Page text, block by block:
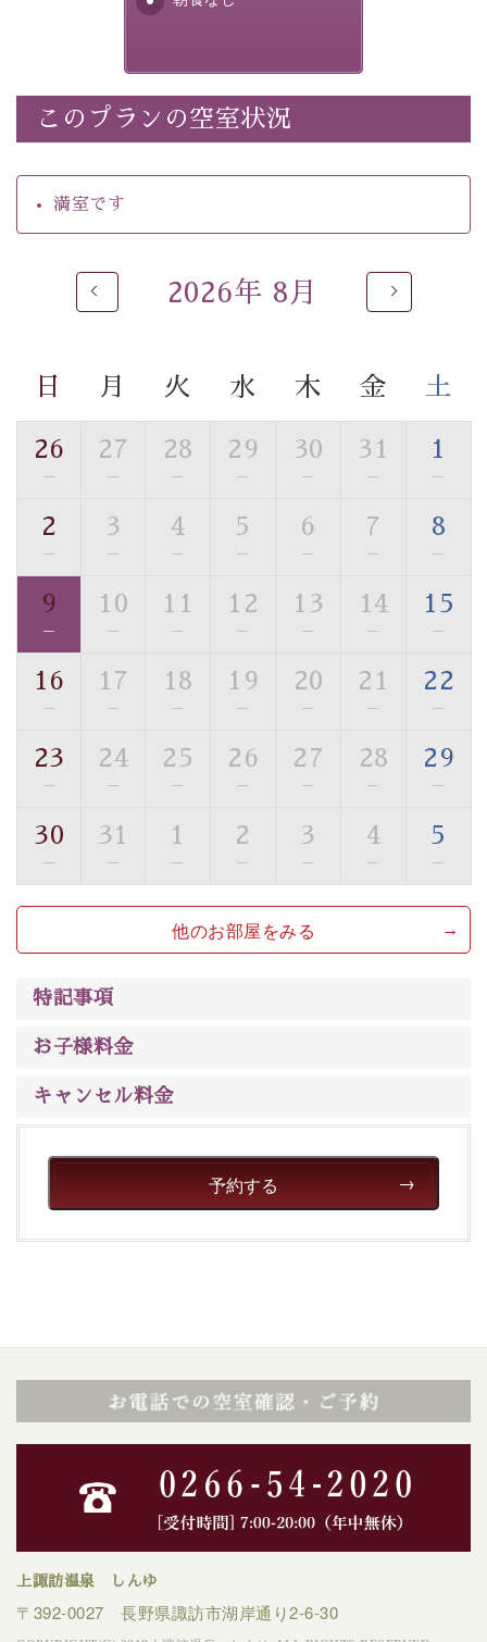
・環境に配慮したアメニティをご用意
・館内フリーWi-Fi
・駐車場完備
・チェックイン15時、チェックアウト10時
自家源泉「美翠源泉」は酸化の進みが遅く新鮮で若返り
の効果が高い、極めて希有な源泉です。身も心も癒され
温泉の成分に合わせ、防菌防カビの特殊素材の畳を使
用。 足元が柔らかく、そして滑りにくい畳のお風呂で
す。
※男性大浴場までのご移動には階段がございます。 予め
■貸切温泉風呂 （40分2000円）
む貸切温泉風呂です。ゆったりといやされるプライベー
【旅】
豊富な知識を持ったドライバー兼ガイドが諏訪大社をご
案内します。
事前ご予約制ですので、ご利用ご希望の方
※交通規制などにより運行できない日がございます
※年末年始及び御柱祭前後は運行しておりません
以上がプラン内容です。
上諏訪温泉“しんゆ”なら諏訪大社など歴史ある諏訪の街
清らかな源泉、
みを感じていただける、美しく癒される宿で贅沢に幸せ
このプランの空室状況
満室です
2026年 8月
日 月 火 水 木 金 土
26
—
27
—
28
—
29
—
30
—
31
—
1
—
2
—
3
—
4
—
5
—
6
—
7
—
8
—
9
—
10
—
11
—
12
—
13
—
14
—
15
—
16
—
17
—
18
—
19
—
20
—
21
—
22
—
23
—
24
—
25
—
26
—
27
—
28
—
29
—
30
—
31
—
1
—
2
—
3
—
4
—
5
—
他のお部屋をみる
特記事項
お子様料金
キャンセル料金
予約する
上諏訪温泉 しんゆ
〒392-0027 長野県諏訪市湖岸通り2-6-30